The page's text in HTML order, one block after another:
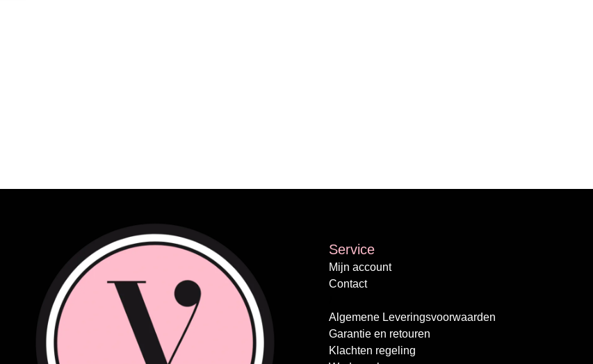
Service
Mijn account
Contact
Algemene Leveringsvoorwaarden
Garantie en retouren
Klachten regeling